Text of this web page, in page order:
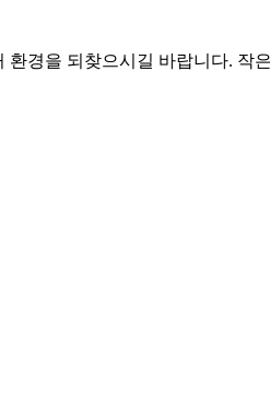
경을 되찾으시길 바랍니다. 작